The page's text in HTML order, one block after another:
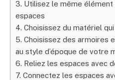
3. Utilisez le même
espaces
4. Choisissez du matériel
5. Choisissez des armoires
au style d’époque de votre
6. Reliez les espaces avec
7. Connectez les espaces